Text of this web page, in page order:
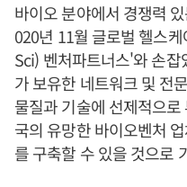
바이오 분야에서 경쟁력
020년 11월 글로벌 헬스
Sci) 벤처파트너스'와 손
가 보유한 네트워크 및 전
물질과 기술에 선제적으
국의 유망한 바이오벤처
를 구축할 수 있을 것으로